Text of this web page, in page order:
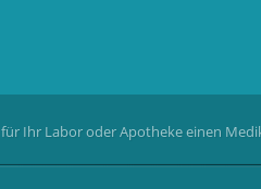
für Ihr Labor oder Apotheke einen